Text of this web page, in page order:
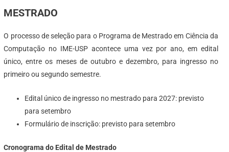
MESTRADO
O processo de seleção para o Programa de Mestrado em Ciência da
Computação no IME-USP acontece uma vez por ano, em edital
único, entre os meses de outubro e dezembro, para ingresso no
primeiro ou segundo semestre.
Edital único de ingresso no mestrado para 2027: previsto
para setembro
Formulário de inscrição: previsto para setembro
Cronograma do Editalde Mestrado